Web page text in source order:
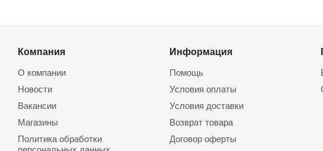
Компания
О компании
Новости
Вакансии
Магазины
Политика обработки
Информация
Помощь
Условия оплаты
Условия доставки
Возврат товара
Договор оферты